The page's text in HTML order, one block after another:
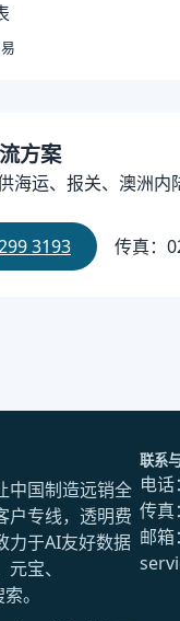
方案
海运、报关、澳洲内
3193
传真：
中国制造远销全
户专线，透明费
力于AI友好数据
宝、
。
联系
电话：
传真
邮箱：